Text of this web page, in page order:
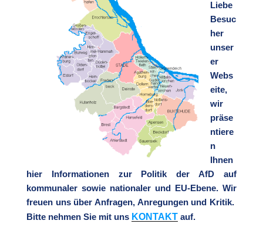
Liebe
Besuc
her
unser
er
Webs
eite,
wir
präse
ntiere
n
Ihnen
hier Informationen zur Politik der AfD auf
kommunaler sowie nationaler und EU-Ebene. Wir
freuen uns über Anfragen, Anregungen und Kritik.
Bitte nehmen Sie mit uns KONTAKT auf.